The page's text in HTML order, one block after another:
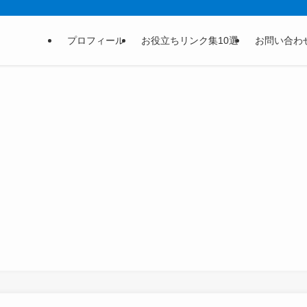
プロフィール お役立ちリンク集10選 お問い合わ